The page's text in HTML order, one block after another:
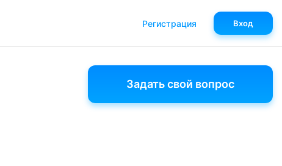
Задать свой вопрос
Регистрация Вход